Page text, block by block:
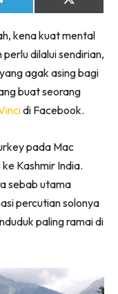
Share
on
(Twitter)
kena kuat mental
dilalui sendirian,
agak asing bagi
buat seorang
di Facebook.
pada Mac
Kashmir India.
sebab utama
percutian solonya
paling ramai di